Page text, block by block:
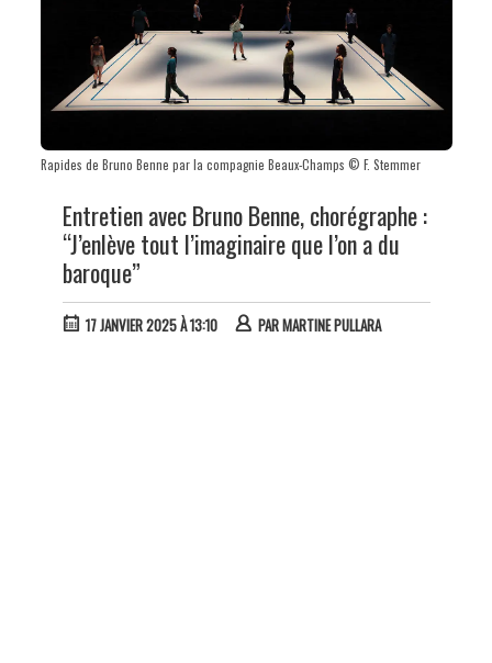
Rapides de Bruno Benne par la compagnie Beaux-Champs © F. Stemmer
Entretien avec Bruno Benne, chorégraphe :
“J’enlève tout l’imaginaire que l’on a du
baroque”
17 JANVIER 2025 À 13:10 PARMARTINE PULLARA